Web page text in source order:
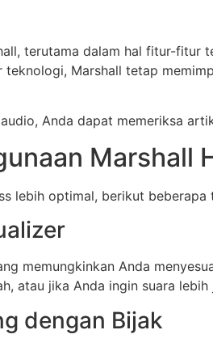
terutama dalam hal fitur-
Marshall tetap
Anda dapat memeriksa
Marshall
lebih optimal, berikut
memungkinkan Anda
atau jika Anda ingin suara
dengan Bijak